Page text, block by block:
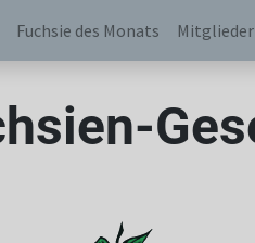
Fuchsie des Monats